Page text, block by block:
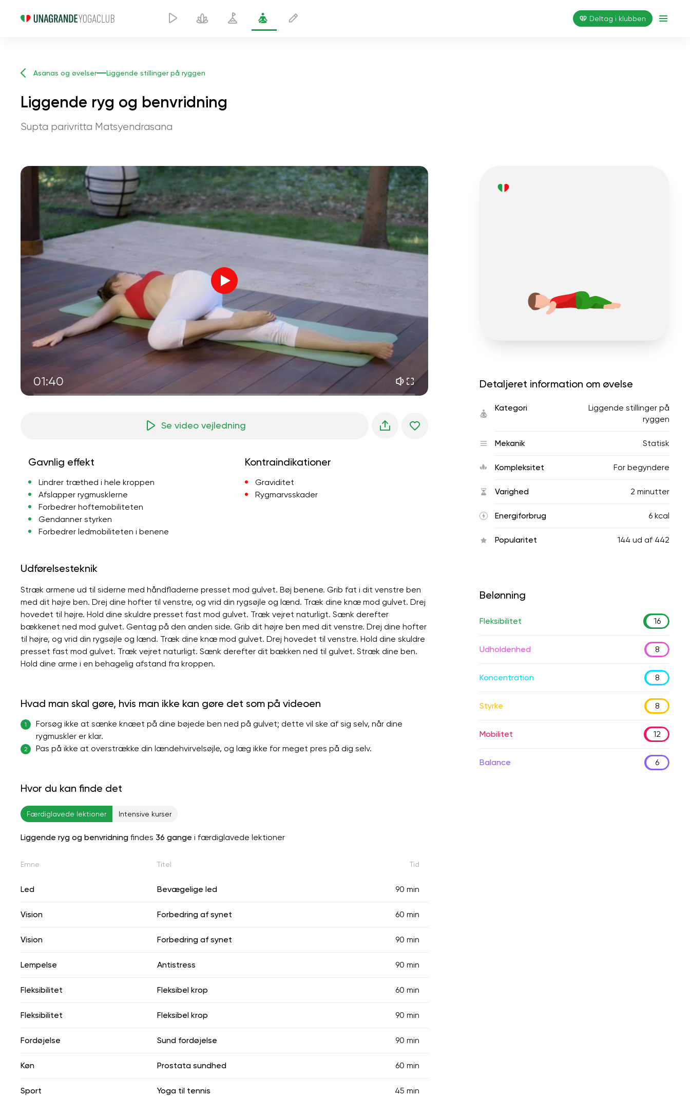
Deltag i klubben
Asanas og øvelser Liggende stillinger på ryggen
Liggende ryg og benvridning
Supta parivritta Matsyendrasana
01:40
sjælens flugt 01:44
indre fred 01:27
01:34
sommerregn
bjergstilhed 02:00
havbrise 02:00
vindens stemme 02:00
forårsskov
Se video vejledning
Gavnlig effekt
Lindrer træthed i hele kroppen
Afslapper rygmusklerne
Forbedrer hoftemobiliteten
Gendanner styrken
Forbedrer ledmobiliteten i benene
Kontraindikationer
Graviditet
Rygmarvsskader
Udførelsesteknik
Stræk armene ud til siderne med håndfladerne presset mod gulvet. Bøj benene. Grib fat i dit venstre ben
med dit højre ben. Drej dine hofter til venstre, og vrid din rygsøjle og lænd. Træk dine knæ mod gulvet. Drej
hovedet til højre. Hold dine skuldre presset fast mod gulvet. Træk vejret naturligt. Sænk derefter
bækkenet ned mod gulvet. Gentag på den anden side. Grib dit højre ben med dit venstre. Drej dine hofter
til højre, og vrid din rygsøjle og lænd. Træk dine knæ mod gulvet. Drej hovedet til venstre. Hold dine skuldre
presset fast mod gulvet. Træk vejret naturligt. Sænk derefter dit bækken ned til gulvet. Stræk dine ben.
Hold dine arme i en behagelig afstand fra kroppen.
Hvad man skal gøre, hvis man ikke kan gøre det som på videoen
1
Forsøg ikke at sænke knæet på dine bøjede ben ned på gulvet; dette vil ske af sig selv, når dine
rygmuskler er klar.
2 Pas på ikke at overstrække din lændehvirvelsøjle, og læg ikke for meget pres på dig selv.
Hvor du kan finde det
Færdiglavede lektioner Intensive kurser
Liggende ryg og benvridning findes 36 gange i færdiglavede lektioner
Emne Titel Tid
Led Bevægelige led 90 min
Vision Forbedring af synet 60 min
Vision Forbedring af synet 90 min
Lempelse Antistress 90 min
Fleksibilitet Fleksibel krop 60 min
Fleksibilitet Fleksibel krop 90 min
Fordøjelse Sund fordøjelse 90 min
Køn Prostata sundhed 60 min
Sport Yoga til tennis 45 min
Detaljeret information om øvelse
Kategori
Liggende stillinger på
ryggen
Mekanik Statisk
Kompleksitet For begyndere
Varighed 2 minutter
Energiforbrug 6 kcal
Popularitet 144 ud af 442
Belønning
Fleksibilitet 16
Udholdenhed 8
Koncentration 8
Styrke 8
Mobilitet 12
Balance 6